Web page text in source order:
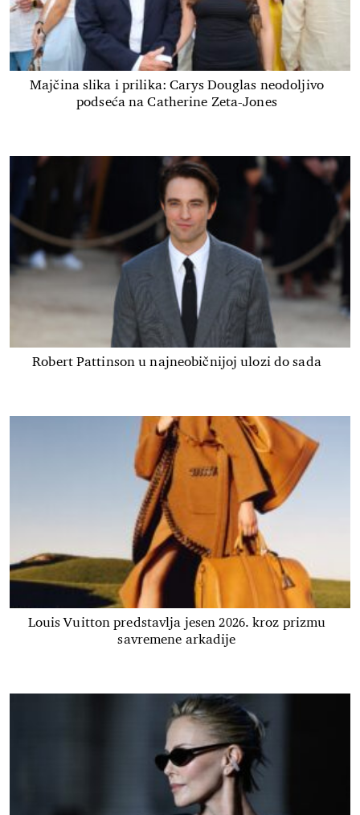
Majčina slika i prilika: Carys Douglas neodoljivo
podseća na Catherine Zeta-Jones
Robert Pattinson u najneobičnijoj ulozi do sada
Louis Vuitton predstavlja jesen 2026. kroz prizmu
savremene arkadije